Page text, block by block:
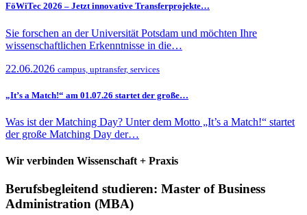
FöWiTec 2026 – Jetzt innovative Transferprojekte…
Sie forschen an der Universität Potsdam und möchten Ihre
wissenschaftlichen Erkenntnisse in die…
22.06.2026 campus, uptransfer, services
„It’s a Match!“ am 01.07.26 startet der große…
Was ist der Matching Day? Unter dem Motto „It’s a Match!“ startet
der große Matching Day der…
Wir verbinden Wissenschaft + Praxis
Berufsbegleitend studieren: Master of Business
Administration (MBA)